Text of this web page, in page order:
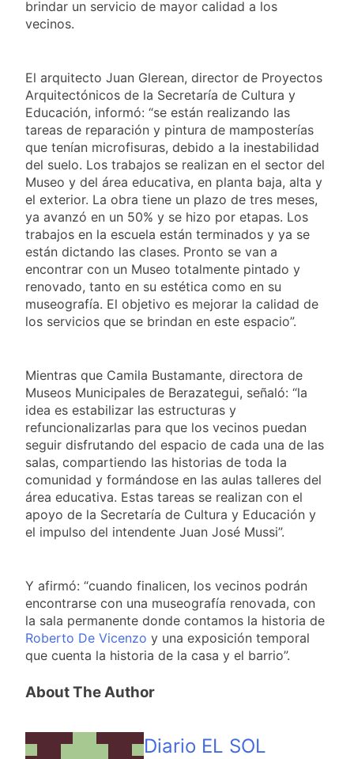
brindar un servicio de mayor calidad a los
vecinos.
El arquitecto Juan Glerean, director de Proyectos
Arquitectónicos de la Secretaría de Cultura y
Educación, informó: “se están realizando las
tareas de reparación y pintura de mamposterías
que tenían microfisuras, debido a la inestabilidad
del suelo. Los trabajos se realizan en el sector del
Museo y del área educativa, en planta baja, alta y
el exterior. La obra tiene un plazo de tres meses,
ya avanzó en un 50% y se hizo por etapas. Los
trabajos en la escuela están terminados y ya se
están dictando las clases. Pronto se van a
encontrar con un Museo totalmente pintado y
renovado, tanto en su estética como en su
museografía. El objetivo es mejorar la calidad de
los servicios que se brindan en este espacio”.
Mientras que Camila Bustamante, directora de
Museos Municipales de Berazategui, señaló: “la
idea es estabilizar las estructuras y
refuncionalizarlas para que los vecinos puedan
seguir disfrutando del espacio de cada una de las
salas, compartiendo las historias de toda la
comunidad y formándose en las aulas talleres del
área educativa. Estas tareas se realizan con el
apoyo de la Secretaría de Cultura y Educación y
el impulso del intendente Juan José Mussi”.
Y afirmó: “cuando finalicen, los vecinos podrán
encontrarse con una museografía renovada, con
la sala permanente donde contamos la historia de
Roberto De Vicenzo y una exposición temporal
que cuenta la historia de la casa y el barrio”.
About The Author
Diario EL SOL